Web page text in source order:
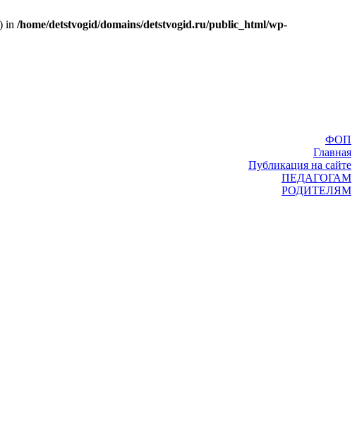
in /home/detstvogid/domains/detstvogid.ru/public_html/wp-
ФОП
Главная
Публикация на сайте
ПЕДАГОГАМ
РОДИТЕЛЯМ